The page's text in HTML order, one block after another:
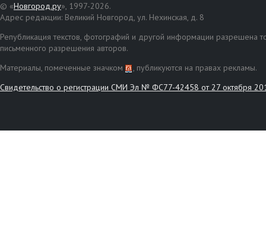
© «Новгород.ру», 1997-2026.
Адрес редакции: Великий Новгород, ул. Нехинская, д. 8
Републикация текстов, фотографий и другой информации разрешена
письменного разрешения авторов.
Материалы, помеченные значком
, публикуются на правах рекламы.
Свидетельство о регистрации СМИ Эл № ФС77-42458 от 27 октября